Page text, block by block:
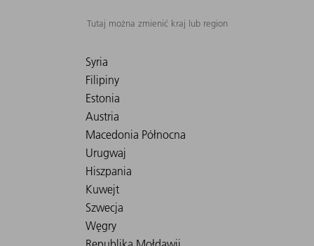
Tutaj można zmienić kraj lub region